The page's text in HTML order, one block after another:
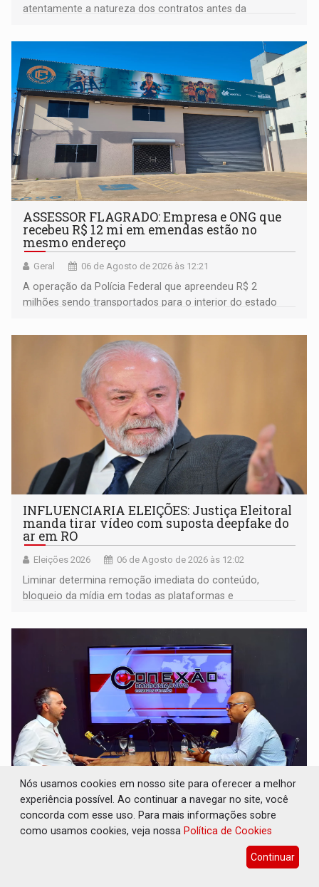
atentamente a natureza dos contratos antes da
ASSESSOR FLAGRADO: Empresa e ONG que
recebeu R$ 12 mi em emendas estão no
mesmo endereço
Geral 06 de Agosto de 2026 às 12:21
A operação da Polícia Federal que apreendeu R$ 2
milhões sendo transportados para o interior do estado
ligação do suspeito com um deputado federal do União
Brasil por Rondônia
INFLUENCIARIA ELEIÇÕES: Justiça Eleitoral
manda tirar vídeo com suposta deepfake do
ar em RO
Eleições 2026 06 de Agosto de 2026 às 12:02
Liminar determina remoção imediata do conteúdo,
bloqueio da mídia em todas as plataformas e
CONEXÃO RONDONIAOVIVO: Marcio Barreto,
pres. da ABAV-RO, alerta sobre golpes na
compra de passagens
Nós usamos cookies em nosso site para oferecer a melhor
experiência possível. Ao continuar a navegar no site, você
concorda com esse uso. Para mais informações sobre
como usamos cookies, veja nossa Política de Cookies
Continuar